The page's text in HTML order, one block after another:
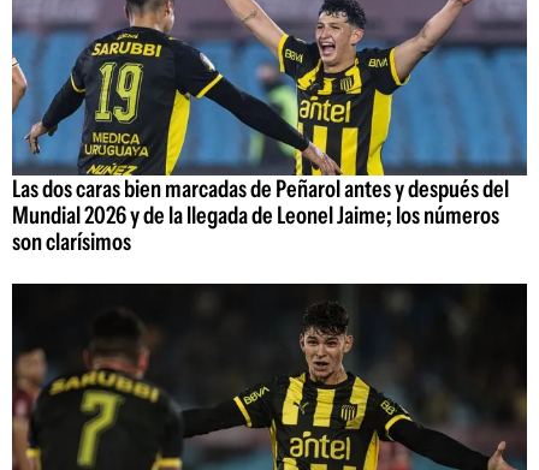
Las dos caras bien marcadas de Peñarol antes y después del
Mundial 2026 y de la llegada de Leonel Jaime; los números
son clarísimos